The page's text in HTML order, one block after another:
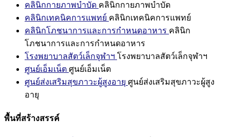
คลินิกกายภาพบำบัด คลินิกกายภาพบำบัด
คลินิกเทคนิคการแพทย์ คลินิกเทคนิคการแพทย์
คลินิกโภชนาการและการกำหนดอาหาร คลินิก
โภชนาการและการกำหนดอาหาร
โรงพยาบาลสัตว์เล็กจุฬาฯ โรงพยาบาลสัตว์เล็กจุฬาฯ
ศูนย์เอ็มเน็ต ศูนย์เอ็มเน็ต
ศูนย์ส่งเสริมสุขภาวะผู้สูงอายุ ศูนย์ส่งเสริมสุขภาวะผู้สูง
อายุ
พื้นที่สร้างสรรค์